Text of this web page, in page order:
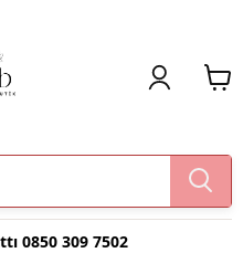
0850 309 7502